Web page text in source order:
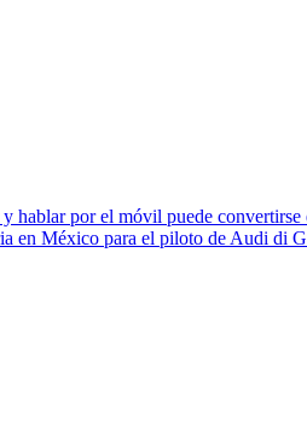
hablar por el móvil puede convertirse
en México para el piloto de Audi di